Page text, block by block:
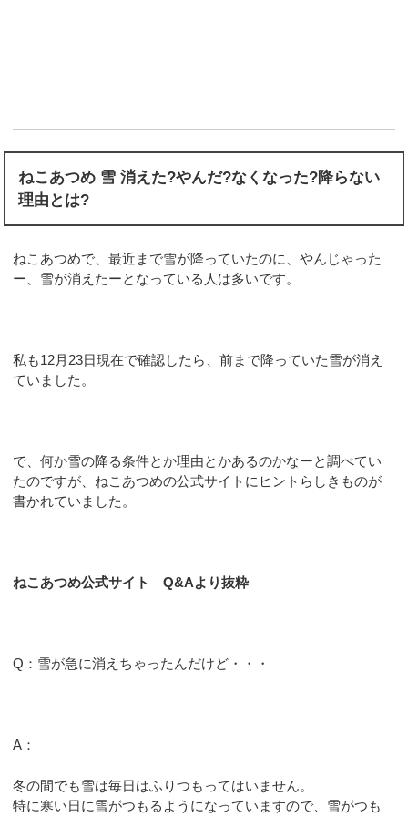
ねこあつめ 雪 消えた?やんだ?なくなった?降らない
理由とは?
ねこあつめで、最近まで雪が降っていたのに、やんじゃった
ー、雪が消えたーとなっている人は多いです。
私も12月23日現在で確認したら、前まで降っていた雪が消え
ていました。
で、何か雪の降る条件とか理由とかあるのかなーと調べてい
たのですが、ねこあつめの公式サイトにヒントらしきものが
書かれていました。
ねこあつめ公式サイト Q&Aより抜粋
Q： 雪が急に消えちゃったんだけど・・・
A：
冬の間でも雪は毎日はふりつもってはいません。
特に寒い日に雪がつもるようになっていますので、雪がつも